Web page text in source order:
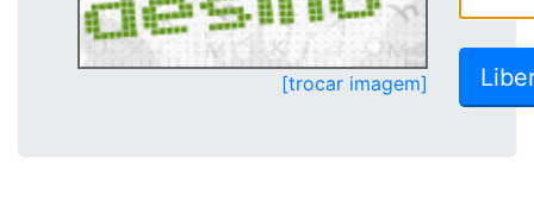
[trocar imagem]